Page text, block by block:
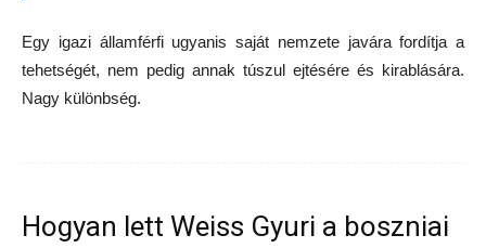
Egy igazi államférfi ugyanis saját nemzete javára fordítja a
tehetségét, nem pedig annak túszul ejtésére és kirablására.
Nagy különbség.
Hogyan lett Weiss Gyuri a boszniai